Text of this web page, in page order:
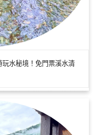
玩水秘境！免門票溪水清